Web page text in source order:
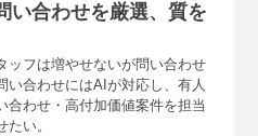
い合わせを厳選、質を
ッフは増やせないが問い合わせ
い合わせにはAIが対応し、有人
合わせ・高付加価値案件を担当
たい。